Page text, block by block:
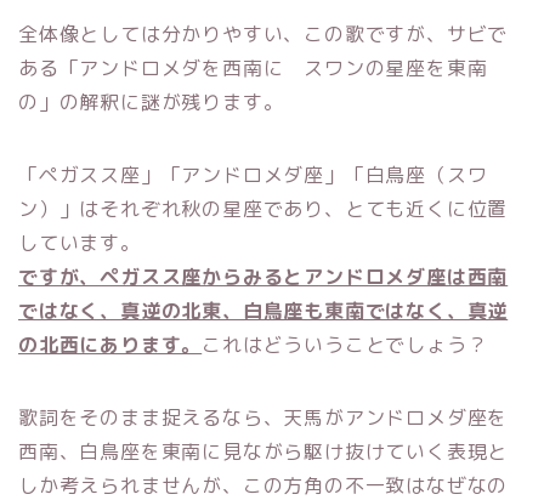
全体像としては分かりやすい、この歌ですが、サビで
ある「アンドロメダを西南に スワンの星座を東南
の」の解釈に謎が残ります。
「ペガスス座」「アンドロメダ座」「白鳥座（スワ
ン）」はそれぞれ秋の星座であり、とても近くに位置
しています。
ですが、ペガスス座からみるとアンドロメダ座は西南
ではなく、真逆の北東、白鳥座も東南ではなく、真逆
の北西にあります。 これはどういうことでしょう？
歌詞をそのまま捉えるなら、天馬がアンドロメダ座を
西南、白鳥座を東南に見ながら駆け抜けていく表現と
しか考えられませんが、この方角の不一致はなぜなの